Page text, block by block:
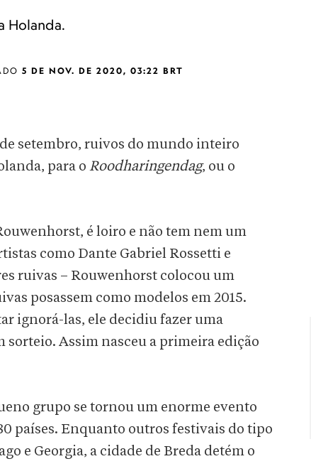
Holanda.
5 DE NOV. DE 2020, 03:22 BRT
setembro, ruivos do mundo inteiro
para o Roodharingendag, ou o
é loiro e não tem nem um
como Dante Gabriel Rossetti e
ruivas – Rouwenhorst colocou um
posassem como modelos em 2015.
ignorá-las, ele decidiu fazer uma
Assim nasceu a primeira edição
grupo se tornou um enorme evento
países. Enquanto outros festivais do tipo
e Georgia, a cidade de Breda detém o